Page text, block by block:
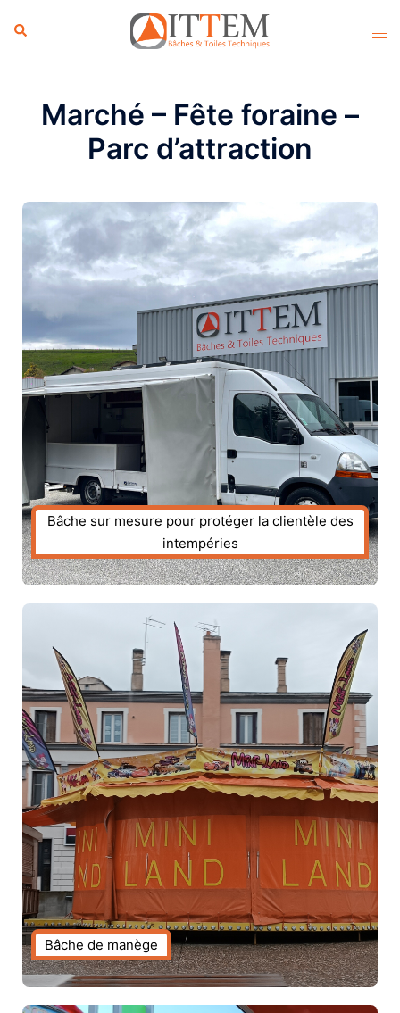
au
Marché – Fête foraine –
Parc d’attraction
Bâche sur mesure pour protéger la clientèle des
intempéries
Bâche de manège